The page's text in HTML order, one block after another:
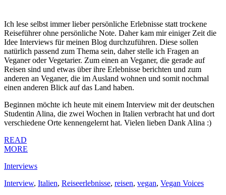
Ich lese selbst immer lieber persönliche Erlebnisse statt trockene
Reiseführer ohne persönliche Note. Daher kam mir einiger Zeit die
Idee Interviews für meinen Blog durchzuführen. Diese sollen
natürlich passend zum Thema sein, daher stelle ich Fragen an
Veganer oder Vegetarier. Zum einen an Veganer, die gerade auf
Reisen sind und etwas über ihre Erlebnisse berichten und zum
anderen an Veganer, die im Ausland wohnen und somit nochmal
einen anderen Blick auf das Land haben.
Beginnen möchte ich heute mit einem Interview mit der deutschen
Studentin Alina, die zwei Wochen in Italien verbracht hat und dort
verschiedene Orte kennengelernt hat. Vielen lieben Dank Alina :)
READ
MORE
Interviews
Interview, Italien, Reiseerlebnisse, reisen, vegan, Vegan Voices